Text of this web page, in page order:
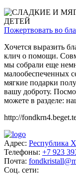
Пожертвовать во
Хочется выразить
клич о помощи.
мы собрали еще
малообеспеченных
мягкие подарки
вашу доброту.
можете в разделе:
http://
Адрес: Республика
Телефоны: +7 923
Почта:
Соц. сети: